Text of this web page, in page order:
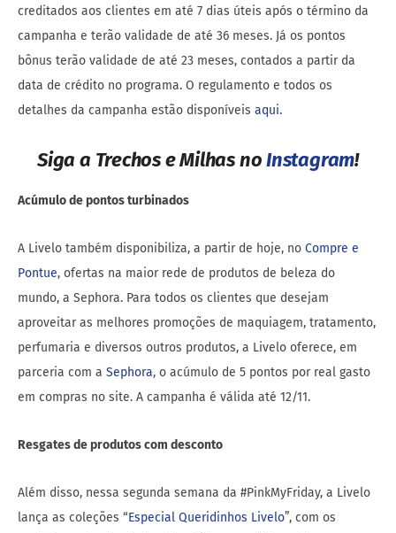
creditados aos clientes em até 7 dias úteis após o término da
campanha e terão validade de até 36 meses. Já os pontos
bônus terão validade de até 23 meses, contados a partir da
data de crédito no programa. O regulamento e todos os
detalhes da campanha estão disponíveis aqui.
Siga a Trechos e Milhas noInstagram!
Acúmulo de pontos turbinados
A Livelo também disponibiliza, a partir de hoje, no Compre e
Pontue, ofertas na maior rede de produtos de beleza do
mundo, a Sephora. Para todos os clientes que desejam
aproveitar as melhores promoções de maquiagem, tratamento,
perfumaria e diversos outros produtos, a Livelo oferece, em
parceria com a Sephora, o acúmulo de 5 pontos por real gasto
em compras no site. A campanha é válida até 12/11.
Resgates de produtos com desconto
Além disso, nessa segunda semana da #PinkMyFriday, a Livelo
lança as coleções “Especial Queridinhos Livelo”, com os